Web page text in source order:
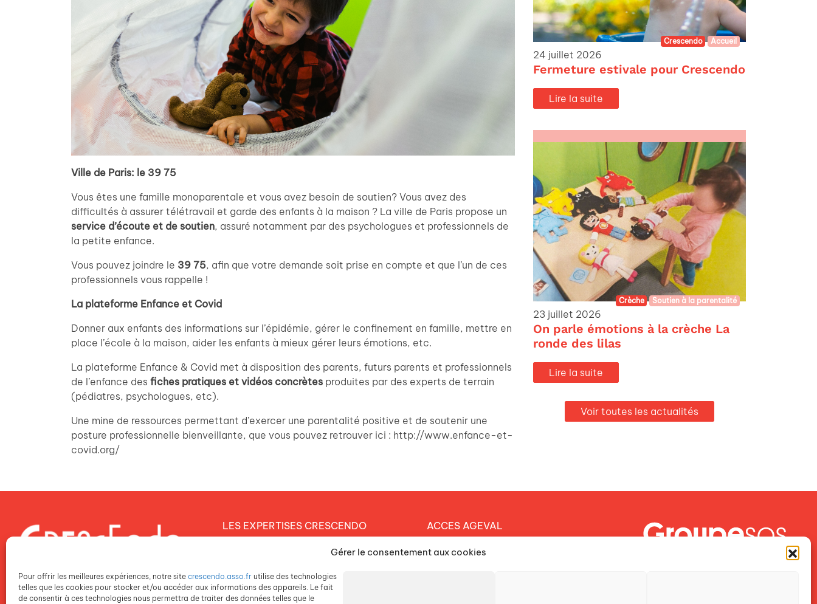
Gérer le consentement aux cookies
Pour offrir les meilleures expériences, notre site crescendo.asso.fr utilise des technologies
telles que les cookies pour stocker et/ou accéder aux informations des appareils. Le fait
de consentir à ces technologies nous permettra de traiter des données telles que le
Ville de Paris: le 39 75
Vous êtes une famille monoparentale et vous avez besoin de soutien? Vous avez des
difficultés à assurer télétravail et garde des enfants à la maison ? La ville de Paris propose un
service d’écoute et de soutien, assuré notamment par des psychologues et professionnels de
la petite enfance.
Vous pouvez joindre le 39 75, afin que votre demande soit prise en compte et que l’un de ces
professionnels vous rappelle !
La plateforme Enfance et Covid
Donner aux enfants des informations sur l’épidémie, gérer le confinement en famille, mettre en
place l’école à la maison, aider les enfants à mieux gérer leurs émotions, etc.
La plateforme Enfance & Covid met à disposition des parents, futurs parents et professionnels
de l’enfance des fiches pratiques et vidéos concrètes produites par des experts de terrain
(pédiatres, psychologues, etc).
Une mine de ressources permettant d’exercer une parentalité positive et de soutenir une
posture professionnelle bienveillante, que vous pouvez retrouver ici : http://www.enfance-et-
covid.org/
Crescendo Accueil
24 juillet 2026
Fermeture estivale pour Crescendo
Lire la suite
Crèche Soutien à la parentalité
23 juillet 2026
On parle émotions à la crèche La
ronde des lilas
Lire la suite
Voir toutes les actualités
LES EXPERTISES CRESCENDO
Notre politique RH
ACCES AGEVAL
CONTACTEZ-NOUS